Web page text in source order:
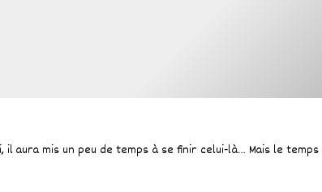
il aura mis un peu de temps à se finir celui-là… Mais le